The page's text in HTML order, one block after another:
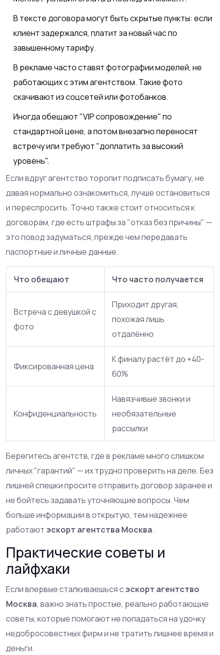
В тексте договора могут быть скрытые пункты: если
клиент задержался, платит за новый час по
завышенному тарифу.
В рекламе часто ставят фотографии моделей, не
работающих с этим агентством. Такие фото
скачивают из соцсетей или фотобанков.
Иногда обещают "VIP сопровождение" по
стандартной цене, а потом внезапно переносят
встречу или требуют "доплатить за высокий
уровень".
Если вдруг агентство торопит подписать бумагу, не
давая нормально ознакомиться, лучше остановиться
и переспросить. Точно также стоит относиться к
договорам, где есть штрафы за "отказ без причины" —
это повод задуматься, прежде чем передавать
паспортные и личные данные.
Что обещают Что часто получается
Встреча с девушкой с
фото
Приходит другая,
похожая лишь
отдалённо
Фиксированная цена
К финалу растёт до +40-
60%
Конфиденциальность
Навязчивые звонки и
необязательные
рассылки
Берегитесь агентств, где в рекламе много слишком
личных "гарантий" — их трудно проверить на деле. Без
лишней спешки просите отправить договор заранее и
не бойтесь задавать уточняющие вопросы. Чем
больше информации в открытую, тем надежнее
работают эскорт агентства Москва.
Практические советы и
лайфхаки
Если впервые сталкиваешься сэскорт агентство
Москва, важно знать простые, реально работающие
советы, которые помогают не попадаться на удочку
недобросовестных фирм и не тратить лишнее время и
деньги.